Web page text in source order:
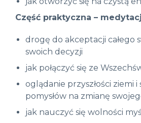
Część praktyczna –
drogę do akceptacji całego
swoich decyzji
jak połączyć się ze
oglądanie przyszłości ziemi i
pomysłów na zmianę
jak nauczyć się wolności